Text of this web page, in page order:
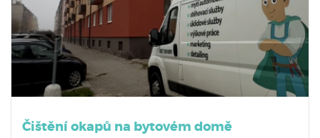
Čištění okapů na bytovém domě